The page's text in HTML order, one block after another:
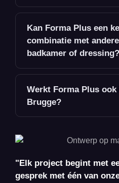
"Elk project begint met
gesprek met één van
Kan Forma Plus een
combinatie met
badkamer of dressing?
Werkt Forma Plus
Brugge?